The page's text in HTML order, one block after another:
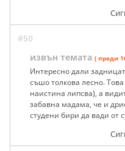
#50
извън темата ( преди
Интересно дали
съшо толкова лесно.
наистина липсва), а
забавна мадама, че и
студени бири да вади от